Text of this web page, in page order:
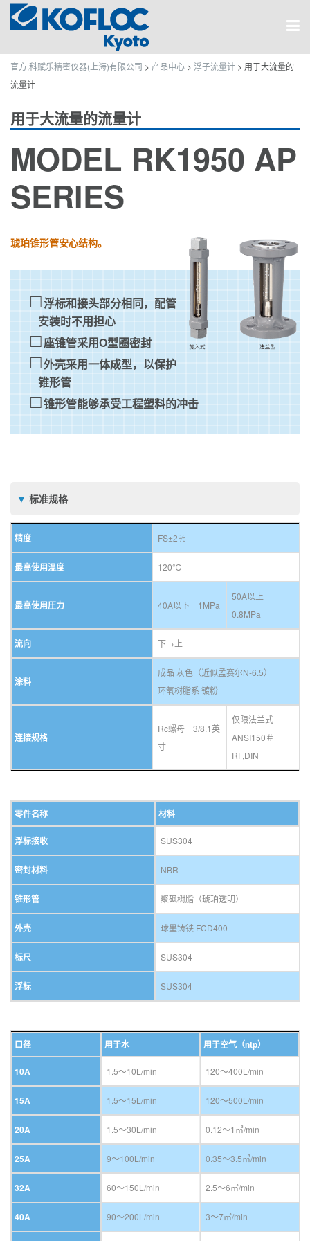
官方,科赋乐精密仪器(上海)有限公司 > 产品中心 > 浮子流量计 > 用于大流量的
流量计
用于大流量的流量计
MODEL RK1950 AP
SERIES
琥珀锥形管安心结构。
浮标和接头部分相同，配管
安装时不用担心
座锥管采用O型圈密封
外壳采用一体成型，以保护
锥形管
锥形管能够承受工程塑料的冲击
标准规格
精度 FS±2％
最高使用温度 120℃
最高使用圧力 40A以下 1MPa
50A以上
0.8MPa
流向 下→上
涂料
成品 灰色（近似孟赛尔N-6.5）
环氧树脂系 镀粉
连接规格
Rc螺母 3/8.1英
寸
仅限法兰式
ANSI150＃
RF,DIN
零件名称 材料
浮标接收 SUS304
密封材料 NBR
锥形管 聚砜树脂（琥珀透明）
外壳 球墨铸铁 FCD400
标尺 SUS304
浮标 SUS304
口径 用于水 用于空气（ntp）
10A 1.5〜10L/min 120〜400L/min
15A 1.5〜15L/min 120〜500L/min
20A 1.5〜30L/min 0.12〜1㎥/min
25A 9〜100L/min 0.35〜3.5㎥/min
32A 60〜150L/min 2.5〜6㎥/min
40A 90〜200L/min 3〜7㎥/min